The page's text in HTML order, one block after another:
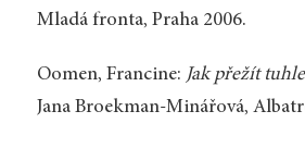
Mladá fronta, Praha 2006.
Oomen, Francine: Jak přežít
Jana Broekman-Minářová,